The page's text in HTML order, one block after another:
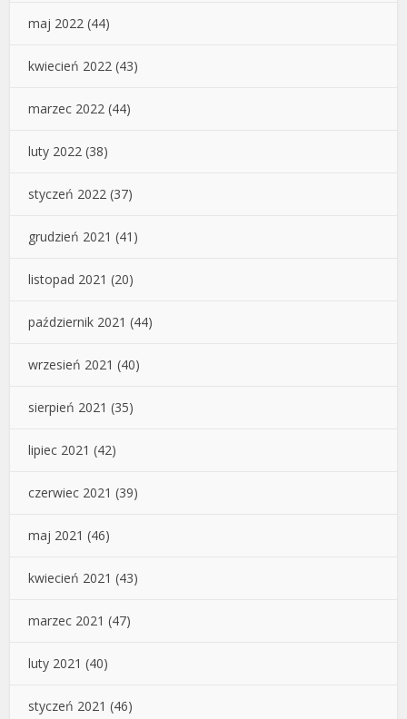
maj 2022 (44)
kwiecień 2022 (43)
marzec 2022 (44)
luty 2022 (38)
styczeń 2022 (37)
grudzień 2021 (41)
listopad 2021 (20)
październik 2021 (44)
wrzesień 2021 (40)
sierpień 2021 (35)
lipiec 2021 (42)
czerwiec 2021 (39)
maj 2021 (46)
kwiecień 2021 (43)
marzec 2021 (47)
luty 2021 (40)
styczeń 2021 (46)